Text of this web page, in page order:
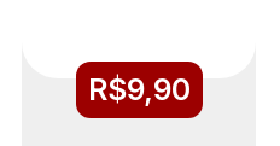
R$9,90